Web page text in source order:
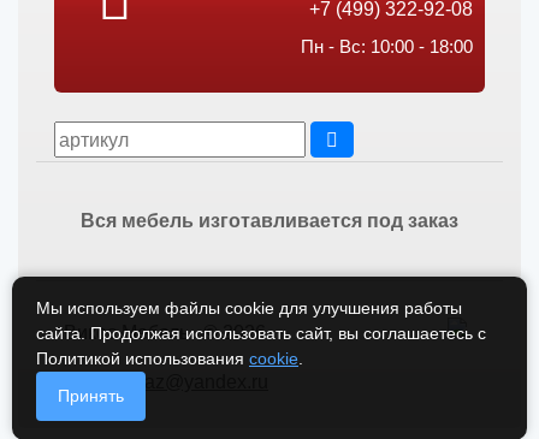
+7 (499) 322-92-08
Пн - Вс: 10:00 - 18:00
Вся мебель изготавливается под заказ
Викос Мебель © 2026
vikos-zakaz@yandex.ru
Мы используем файлы cookie для улучшения работы
сайта. Продолжая использовать сайт, вы соглашаетесь с
Политикой использования cookie
Принять